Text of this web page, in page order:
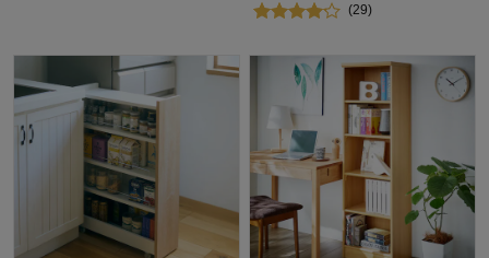
(29)